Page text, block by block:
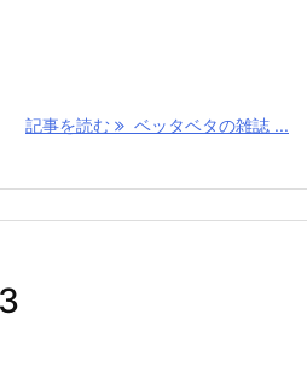
記事を読む ベッタベタの雑誌 ...